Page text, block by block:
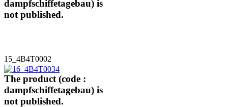
dampfschiffetagebau) is
not published.
15_4B4T0002
The product (code :
dampfschiffetagebau) is
not published.